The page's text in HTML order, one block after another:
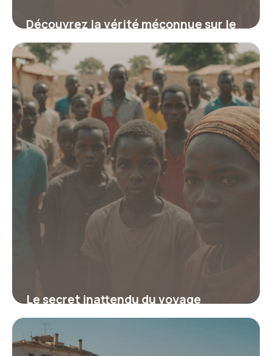
Découvrez la vérité méconnue sur le
voyage humanitaire au Sénégal qui
transforme votre engagement en
impact durable
2 octobre 2025
Le secret inattendu du voyage
humanitaire au Sénégal qui
transforme votre vision de la